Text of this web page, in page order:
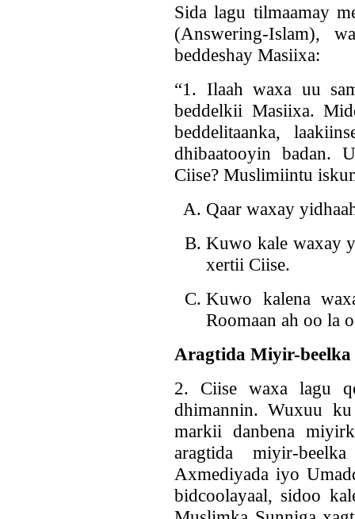
Sida lagu tilmaamay
(Answering-Islam),
beddeshay Masiixa:
“1. Ilaah waxa uu
beddelkii Masiixa.
beddelitaanka,
dhibaatooyin badan.
Ciise? Muslimiintu
Qaar waxay
Kuwo kale waxay
xertii Ciise.
Kuwo kalena
Roomaan ah oo la
Aragtida Miyir-beelka
2. Ciise waxa lagu
dhimannin. Wuxuu
markii danbena
aragtida miyir-
Axmediyada iyo
bidcoolayaal, sidoo